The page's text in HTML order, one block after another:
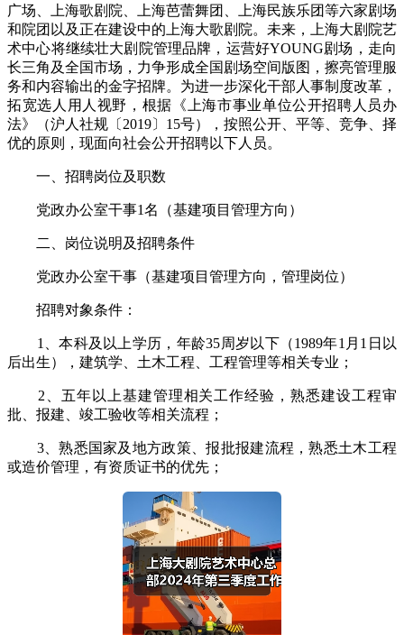
广场、上海歌剧院、上海芭蕾舞团、上海民族乐团等六家剧场
和院团以及正在建设中的上海大歌剧院。未来，上海大剧院艺
术中心将继续壮大剧院管理品牌，运营好YOUNG剧场，走向
长三角及全国市场，力争形成全国剧场空间版图，擦亮管理服
务和内容输出的金字招牌。为进一步深化干部人事制度改革，
拓宽选人用人视野，根据《上海市事业单位公开招聘人员办
法》（沪人社规〔2019〕15号），按照公开、平等、竞争、择
优的原则，现面向社会公开招聘以下人员。
一、招聘岗位及职数
党政办公室干事1名（基建项目管理方向）
二、岗位说明及招聘条件
党政办公室干事（基建项目管理方向，管理岗位）
招聘对象条件：
1、本科及以上学历，年龄35周岁以下（1989年1月1日以
后出生），建筑学、土木工程、工程管理等相关专业；
2、五年以上基建管理相关工作经验，熟悉建设工程审
批、报建、竣工验收等相关流程；
3、熟悉国家及地方政策、报批报建流程，熟悉土木工程
或造价管理，有资质证书的优先；